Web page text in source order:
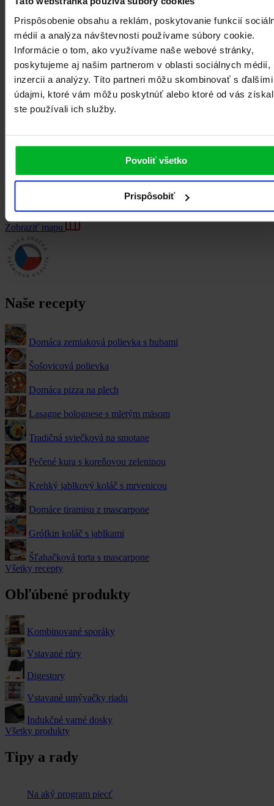
Prispôsobenie obsahu a reklám, poskytovanie funkcií
médií a analýza návštevnosti používame súbory cookie.
Informácie o tom, ako využívame naše webové stránky,
poskytujeme aj našim partnerom v oblasti sociálnych médií,
inzercii a analýzy. Títo partneri môžu skombinovať s ďalšími
údajmi, ktoré vám môžu poskytnúť alebo ktoré od vás
ste používali ich služby.
Povoliť všetko
Prispôsobiť
Chcete pomôcť s výberom, alebo potrebujete poradiť s niečím
iným?
bezplatná zákaznická linka
Hľadáte svojho najbližšieho predajcu alebo značkovú predajňu?
Ukázať na mape
K varnej platni MORA získate kvalitnú nerezovú panvicu zadarmo.
BEZPLATNÁ ZÁKAZNÍCKA LINKA
Každý pracovný deň 8.00 - 16.00 h
Hľadáte svojho najbližšieho predajcu alebo značkovú predajňu?
Zobraziť mapu
Naše recepty
Domáca zemiaková polievka s hubami
Šošovicová polievka
Domáca pizza na plech
Lasagne bolognese s mletým mäsom
Tradičná sviečková na smotane
Pečené kura s koreňovou zeleninou
Krehký jablkový koláč s mrvenicou
Domáce tiramisu z mascarpone
Grófkin koláč s jablkami
Šľahačková torta s mascarpone
Všetky recepty
Obľúbené produkty
Kombinované sporáky
Vstavané rúry
Digestory
Vstavané umývačky riadu
Indukčné varné dosky
Všetky produkty
Tipy a rady
Na aký program piecť